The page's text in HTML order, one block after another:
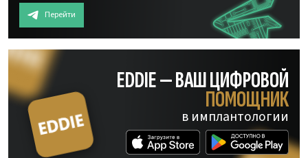
Перейти
EDDIE — ВАШ ЦИФРОВОЙ
ПОМОЩНИК
в имплантологии